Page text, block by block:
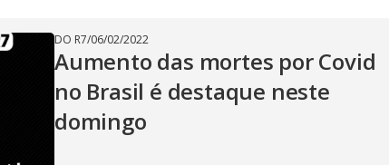
DO R7/06/02/2022
Aumento das mortes por Covid
no Brasil é destaque neste
domingo